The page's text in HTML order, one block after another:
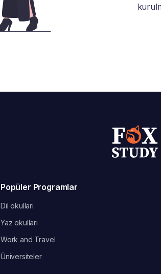
Popüler Programlar
Dil okulları
Yaz okulları
Work and Travel
Üniversiteler